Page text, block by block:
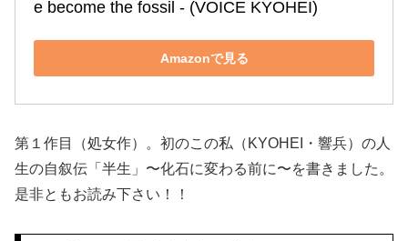
e become the fossil ‐ (VOICE KYOHEI)
Amazonで見る
第１作目（処女作）。初のこの私（KYOHEI・響兵）の人
生の自叙伝「半生」〜化石に変わる前に〜を書きました。
是非ともお読み下さい！！